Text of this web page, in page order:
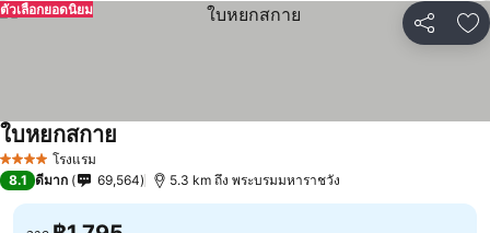
แชร์ เ
ตัวเลือกยอดนิยม
4 ดาว โรงแรม
ใบหยกสกาย
8.1 ดีมาก 69,564 5.3 km ถึง พระบรมมหาราชวัง